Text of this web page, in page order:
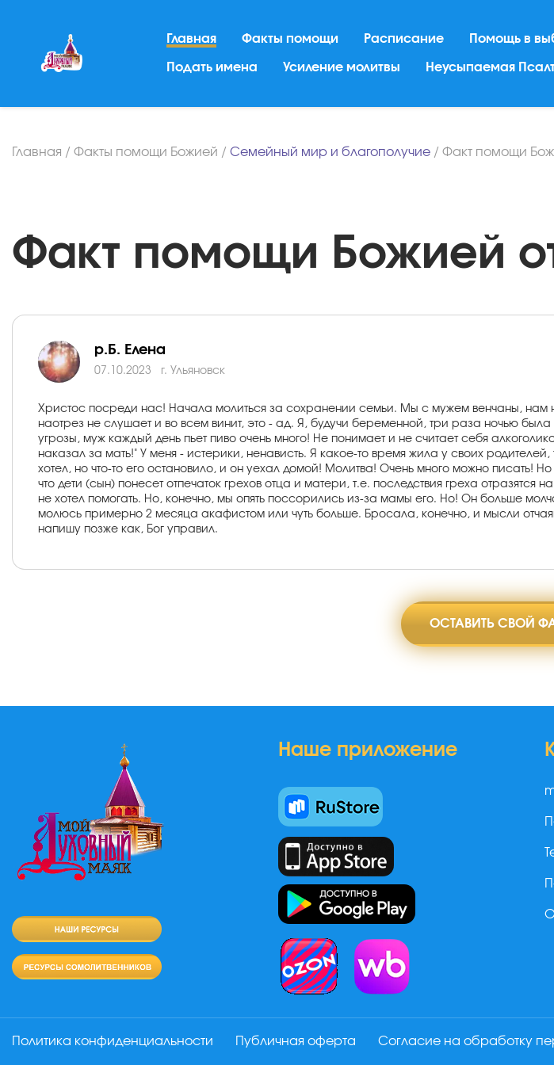
Главная Факты помощи Расписание Помощь в
Подать имена Усиление молитвы Неусыпаемая
Главная / Факты помощи Божией / Семейный мир и благополучие / Факт помощи
Факт помощи Божией
р.Б. Елена
07.10.2023 г. Ульяновск
Христос посреди нас! Начала молиться за сохранении семьи. Мы с мужем венчаны, нам
наотрез не слушает и во всем винит, это - ад. Я, будучи беременной, три раза ночью
угрозы, муж каждый день пьет пиво очень много! Не понимает и не считает себя
наказал за мать!" У меня - истерики, ненависть. Я какое-то время жила у своих
хотел, но что-то его остановило, и он уехал домой! Молитва! Очень много можно писать!
что дети (сын) понесет отпечаток грехов отца и матери, т.е. последствия греха
не хотел помогать. Но, конечно, мы опять поссорились из-за мамы его. Но! Он больше
молюсь примерно 2 месяца акафистом или чуть больше. Бросала, конечно, и мысли
напишу позже как, Бог управил.
ОСТАВИТЬ СВОЙ
Наше приложение
Политика конфиденциальности Публичная оферта Согласие на обработку